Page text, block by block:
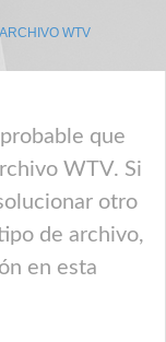
WTV
que
WTV. Si
otro
de archivo,
en esta